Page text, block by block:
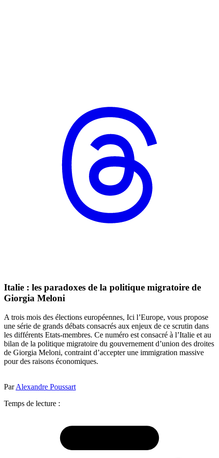
Italie : les paradoxes de la politique migratoire de
Giorgia Meloni
A trois mois des élections européennes, Ici l’Europe, vous propose
une série de grands débats consacrés aux enjeux de ce scrutin dans
les différents Etats-membres. Ce numéro est consacré à l’Italie et au
bilan de la politique migratoire du gouvernement d’union des droites
de Giorgia Meloni, contraint d’accepter une immigration massive
pour des raisons économiques.
ParAlexandre Poussart
Temps de lecture :